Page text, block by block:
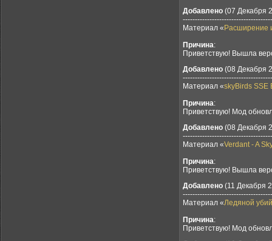
Добавлено (07 Декабря
Материал « Расширение
Причина:
Приветствую! Вышла
Добавлено (08 Декабря
Материал «skyBirds SSE
Причина:
Приветствую! Мод
Добавлено (08 Декабря
Материал «Verdant - A
Причина:
Приветствую! Вышла
Добавлено (11 Декабря
Материал «Ледяной
Причина:
Приветствую! Мод